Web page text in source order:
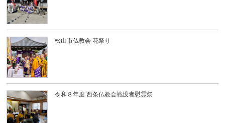
松山市仏教会 花祭り
令和８年度 西条仏教会戦没者慰霊祭